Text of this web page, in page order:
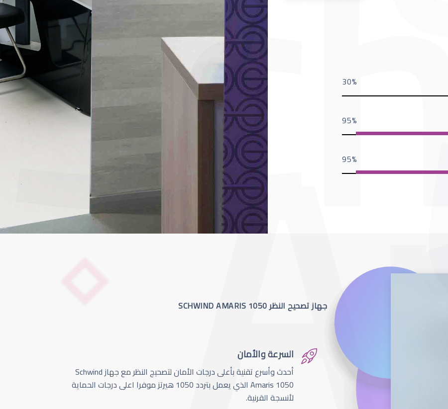
30
95
95
جهاز تصحيح النظر SCHWIND AMARIS 1050
السرعة والأمان
أحدث وأسرع تقنية بأعلى درجات الأمان لتصحيج النظر مع جهاز Schwind
Amaris 1050 الذي يعمل بتردد 1050 هيرتز موفرا اعلى درجات الحماية
لأنسجة القرنية.